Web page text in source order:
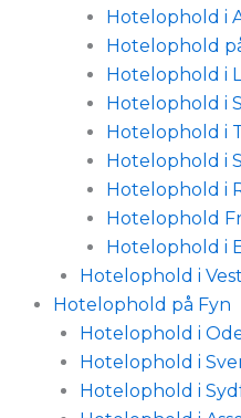
Hotelophold i
Hotelophold
Hotelophold i
Hotelophold i
Hotelophold i
Hotelophold i
Hotelophold i
Hotelophold
Hotelophold i
Hotelophold i
Hotelophold på Fyn
Hotelophold i
Hotelophold i
Hotelophold i